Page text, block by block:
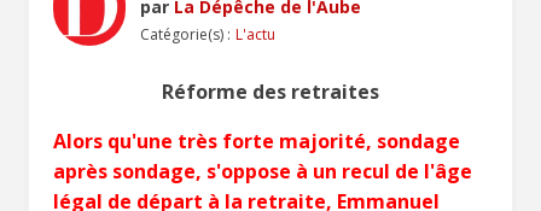
par La Dépêche de l'Aube
Catégorie(s) : L'actu
Réforme des retraites
Alors qu'une très forte majorité, sondage
après sondage, s'oppose à un recul de l'âge
légal de départ à la retraite, Emmanuel